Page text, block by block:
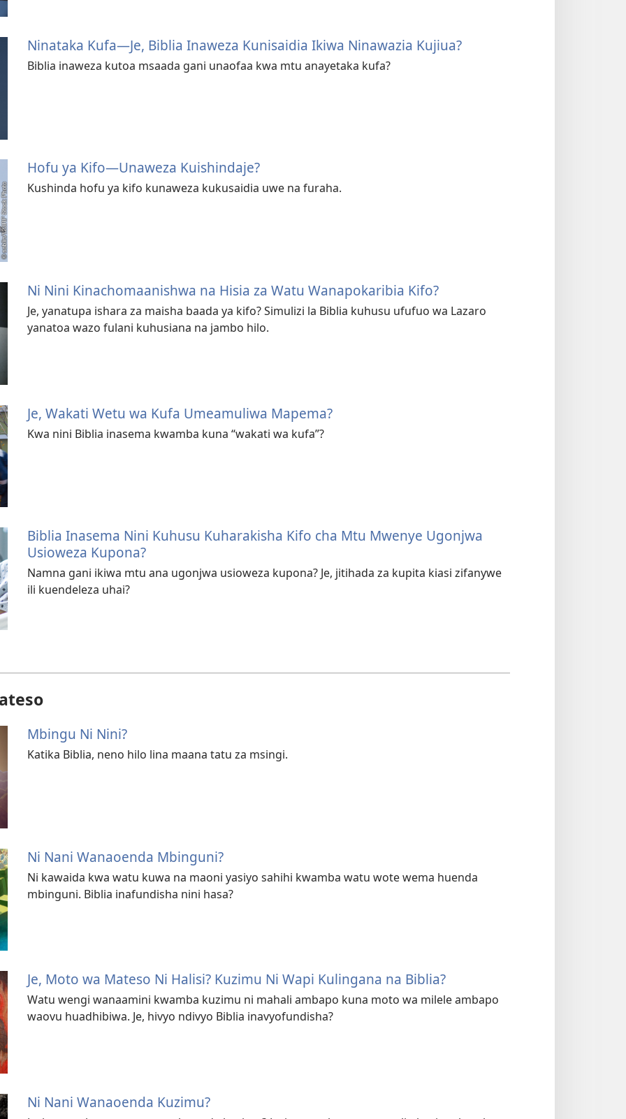
Ninataka Kufa​—Je, Biblia Inaweza Kunisaidia Ikiwa Ninawazia Kujiua?
Biblia inaweza kutoa msaada gani unaofaa kwa mtu anayetaka kufa?
Hofu ya Kifo​—Unaweza Kuishindaje?
Kushinda hofu ya kifo kunaweza kukusaidia uwe na furaha.
Ni Nini Kinachomaanishwa na Hisia za Watu Wanapokaribia Kifo?
Je, yanatupa ishara za maisha baada ya kifo? Simulizi la Biblia kuhusu ufufuo wa Lazaro
yanatoa wazo fulani kuhusiana na jambo hilo.
Je, Wakati Wetu wa Kufa Umeamuliwa Mapema?
Kwa nini Biblia inasema kwamba kuna “wakati wa kufa”?
Biblia Inasema Nini Kuhusu Kuharakisha Kifo cha Mtu Mwenye Ugonjwa
Usioweza Kupona?
Namna gani ikiwa mtu ana ugonjwa usioweza kupona? Je, jitihada za kupita kiasi zifanywe
ili kuendeleza uhai?
Mbingu Ni Nini?
Katika Biblia, neno hilo lina maana tatu za msingi.
Ni Nani Wanaoenda Mbinguni?
Ni kawaida kwa watu kuwa na maoni yasiyo sahihi kwamba watu wote wema huenda
mbinguni. Biblia inafundisha nini hasa?
Je, Moto wa Mateso Ni Halisi? Kuzimu Ni Wapi Kulingana na Biblia?
Watu wengi wanaamini kwamba kuzimu ni mahali ambapo kuna moto wa milele ambapo
waovu huadhibiwa. Je, hivyo ndivyo Biblia inavyofundisha?
Ni Nani Wanaoenda Kuzimu?